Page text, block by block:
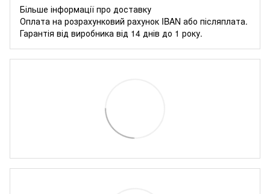
Більше інформації про доставку
Оплата на розрахунковий рахунок IBAN або післяплата.
Гарантія від виробника від 14 днів до 1 року.